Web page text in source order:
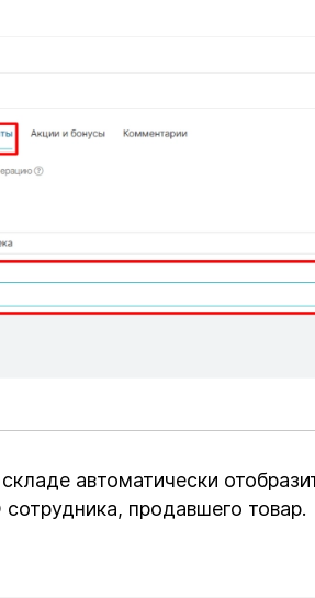
автоматически
продавшего товар.